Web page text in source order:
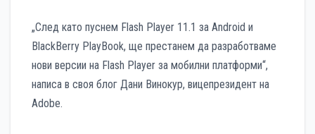
„След като пуснем Flash Player 11.1 за Android и
BlackBerry PlayBook, ще престанем да разработваме
нови версии на Flash Player за мобилни платформи“,
написа в своя блог Дани Винокур, вицепрезидент на
Adobe.